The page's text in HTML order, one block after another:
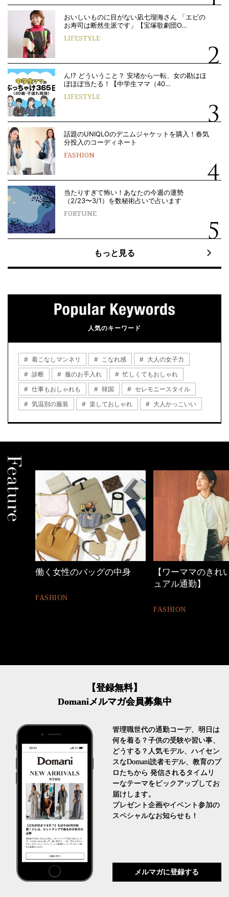
おいしいものに目がない凪七瑠海さん 「エビの
お寿司は断然生派です」【宝塚歌劇団O…
LIFESTYLE
ん!? どういうこと？ 安堵から一転、女の勘はほ
ぼほぼ当たる！【中学生ママ（40…
LIFESTYLE
話題のUNIQLOのデニムジャケットを購入！春気
分投入のコーディネート
FASHION
当たりすぎて怖い！あなたの今週の運勢
（2/23〜3/1）を数秘術占いで占います
FORTUNE
もっと見る
人気のキーワード
着こなしマンネリ こなれ感
大人の女子力
診断
服のお手入れ
忙しくてもおしゃれ
仕事もおしゃれも
韓国
セレモニースタイル
気温別の服装
楽しておしゃれ 大人かっこいい
働く女性のバッグの中身
FASHION
【ワーママのきれ
ュアル通勤】
FASHION
【登録無料】
Domaniメルマガ会員募集中
管理職世代の通勤コーデ、明日は
何を着る？子供の受験や習い事、
どうする？人気モデル、ハイセン
スなDomani読者モデル、教育のプ
ロたちから 発信されるタイムリ
ーなテーマをピックアップしてお
届けします。
プレゼント企画やイベント参加の
スペシャルなお知らせも！
メルマガに登録する